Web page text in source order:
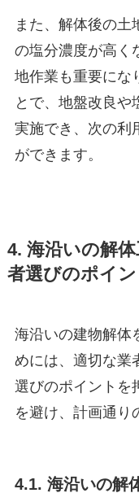
また、解体後の
の塩分濃度が高く
地作業も重要にな
とで、地盤改良や
実施でき、次の利
ができます。
4. 海沿いの解
者選びのポイン
海沿いの建物解体
めには、適切な業
選びのポイントを
を避け、計画通り
4.1. 海沿いの解